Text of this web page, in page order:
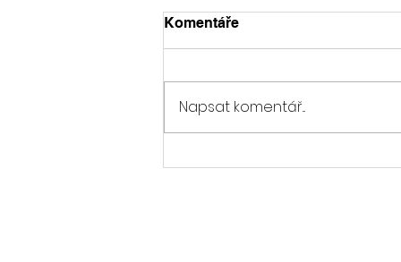
Komentáře
Napsat komentář...